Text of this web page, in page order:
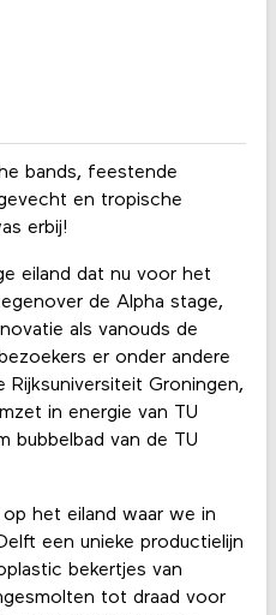
bands, feestende
en tropische
erbij!
eiland dat nu voor het
de Alpha stage,
als vanouds de
er onder andere
Rijksuniversiteit Groningen,
in energie van TU
bubbelbad van de TU
het eiland waar we in
een unieke productielijn
bekertjes van
tot draad voor